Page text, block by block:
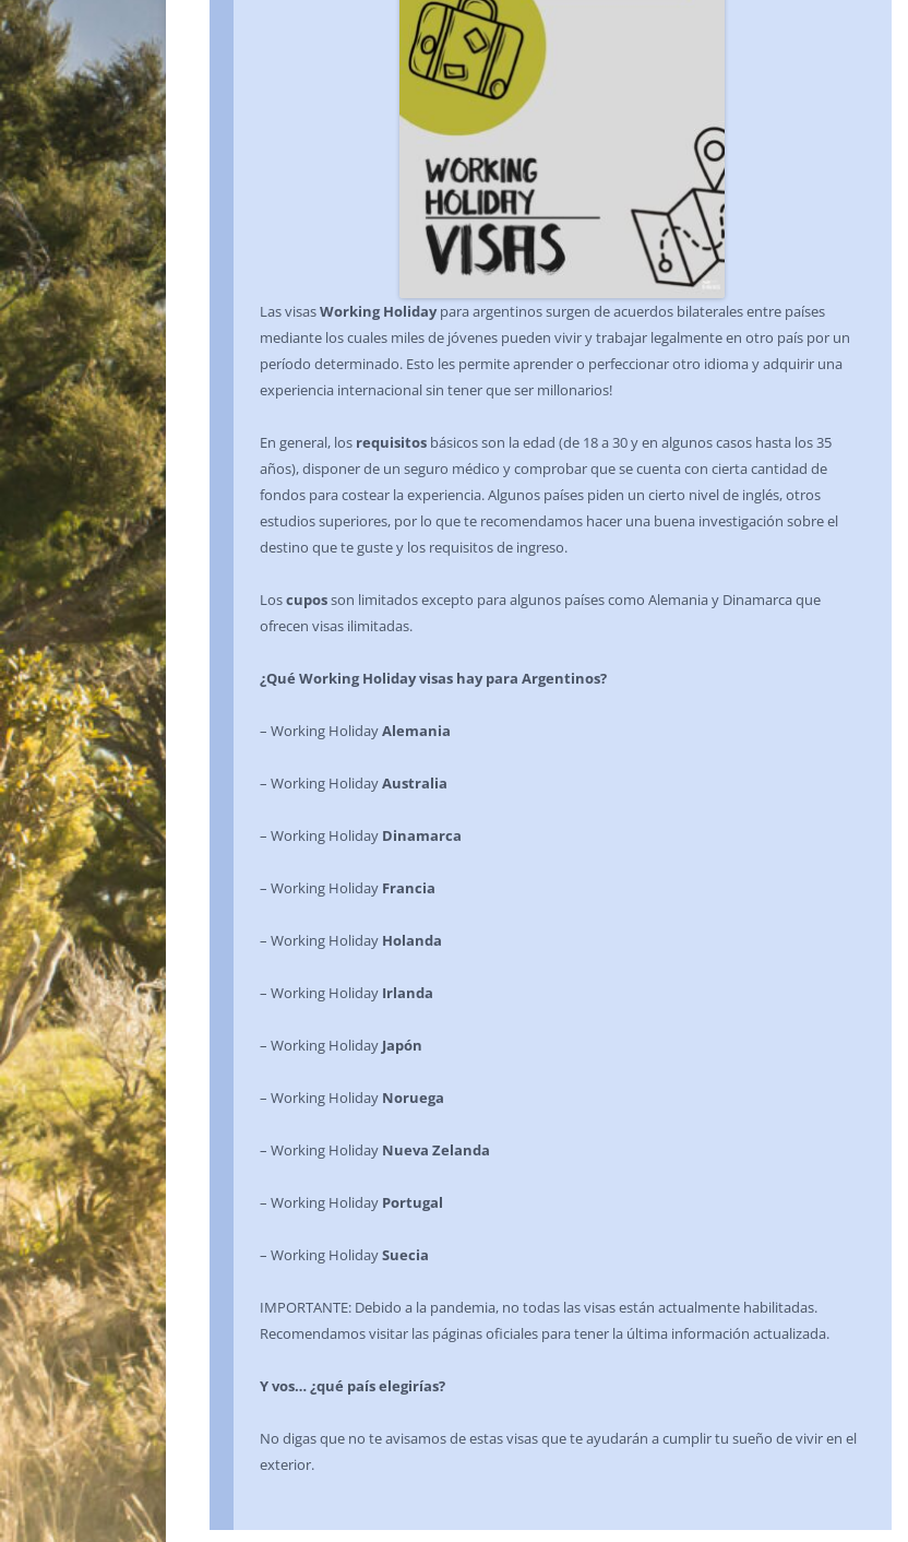
Las visasWorking Holidaypara argentinos surgen de acuerdos bilaterales entre países
mediante los cuales miles de jóvenes pueden vivir y trabajar legalmente en otro país por un
período determinado. Esto les permite aprender o perfeccionar otro idioma y adquirir una
experiencia internacional sin tener que ser millonarios!
En general, los requisitos básicos son la edad (de 18 a 30 y en algunos casos hasta los 35
años), disponer de un seguro médico y comprobar que se cuenta con cierta cantidad de
fondos para costear la experiencia. Algunos países piden un cierto nivel de inglés, otros
estudios superiores, por lo que te recomendamos hacer una buena investigación sobre el
destino que te guste y los requisitos de ingreso.
Loscuposson limitados excepto para algunos países como Alemania y Dinamarca que
ofrecen visas ilimitadas.
¿Qué Working Holiday visas hay para Argentinos?
– Working HolidayAlemania
– Working HolidayAustralia
– Working Holiday Dinamarca
– Working Holiday Francia
– Working Holiday Holanda
– Working Holiday Irlanda
– Working Holiday Japón
– Working Holiday Noruega
– Working Holiday Nueva Zelanda
– Working Holiday Portugal
– Working HolidaySuecia
IMPORTANTE: Debido a la pandemia, no todas las visas están actualmente habilitadas.
Recomendamos visitar las páginas oficiales para tener la última información actualizada.
Y vos… ¿qué país elegirías?
No digas que no te avisamos de estas visas que te ayudarán a cumplir tu sueño de vivir en el
exterior.